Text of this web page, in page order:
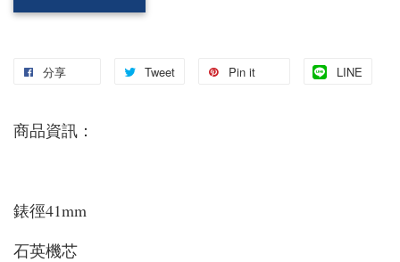
分享 Tweet Pin it LINE
商品資訊：
錶徑41mm
石英機芯